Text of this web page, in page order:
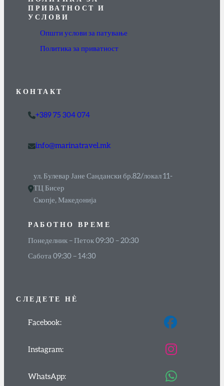
ПРИВАТНОСТ И
УСЛОВИ
Општи услови за патување
Политика за приватност
КОНТАКТ
+389 75 304 074
info@marinatravel.mk
ул. Булевар Јане Сандански бр.82/локал 11-
ТЦ Бисер
Скопје, Македонија
РАБОТНО ВРЕМЕ
Понеделник – Петок 09:30 – 20:30
Сабота 09:30 – 14:30
СЛЕДЕТЕ НЀ
Facebook:
Instagram:
WhatsApp: